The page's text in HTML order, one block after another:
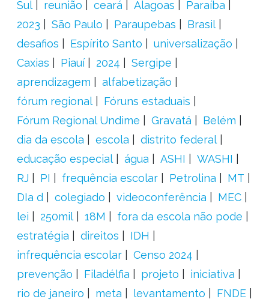
Sul
reunião ceará Alagoas
Paraíba
2023
São Paulo Paraupebas
Brasil
desafios
Espírito Santo
universalização
Caxias
Piauí 2024
Sergipe
aprendizagem
alfabetização
fórum regional
Fóruns estaduais
Fórum Regional Undime
Gravatá
Belém
dia da escola
escola
distrito federal
educação especial
água ASHI
WASHI
RJ
PI frequência escolar Petrolina
MT
DIa d
colegiado videoconferência
MEC
lei
250mil 18M
fora da escola não pode
estratégia
direitos
IDH
infrequência escolar
Censo 2024
prevenção
Filadélfia projeto
iniciativa
rio de janeiro
meta levantamento
FNDE